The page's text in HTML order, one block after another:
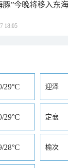
豚”今晚将移入东
18:05
29°C 迎泽
29°C 定襄
28°C 榆次